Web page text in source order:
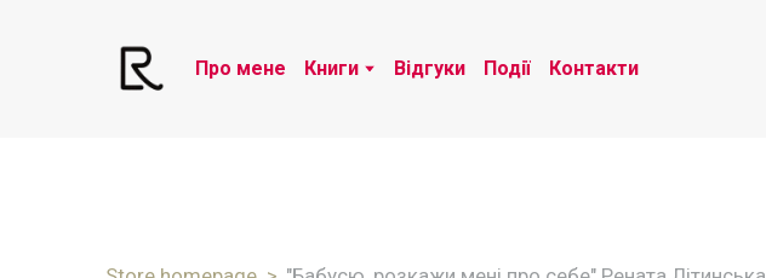
Про мене Книги Відгуки Події Контакти